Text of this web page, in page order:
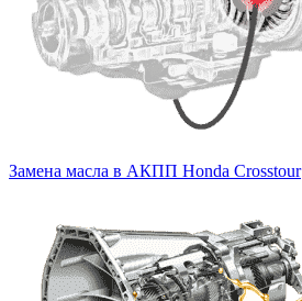
Замена масла в АКПП Honda Crosstour